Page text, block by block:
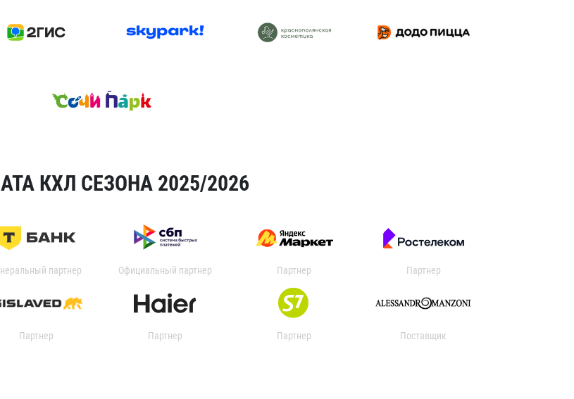
КХЛ СЕЗОНА 2025/2026
партнер Официальный партнер Партнер Партнер
Партнер Партнер Партнер Поставщик